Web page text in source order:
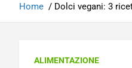
Home Dolci vegani: 3
ALIMENTAZIONE